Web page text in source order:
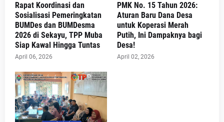
Rapat Koordinasi dan
Sosialisasi Pemeringkatan
BUMDes dan BUMDesma
2026 di Sekayu, TPP Muba
Siap Kawal Hingga Tuntas
April 06, 2026
PMK No. 15 Tahun 2026:
Aturan Baru Dana Desa
untuk Koperasi Merah
Putih, Ini Dampaknya bagi
Desa!
April 02, 2026